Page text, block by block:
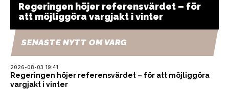
Regeringen höjer referensvärdet – för
att möjliggöra vargjakt i vinter
SENASTE NYTT OM VARG
2026-08-03 19:41
Regeringen höjer referensvärdet – för att möjliggöra
vargjakt i vinter